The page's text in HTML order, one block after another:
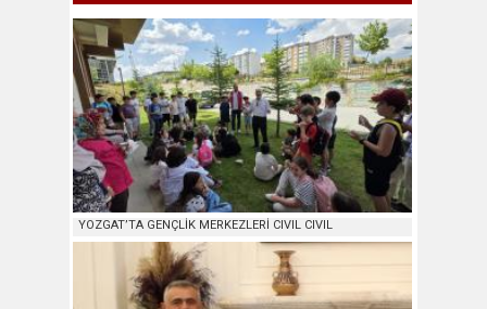
YOZGAT’TA GENÇLİK MERKEZLERİ CIVIL CIVIL